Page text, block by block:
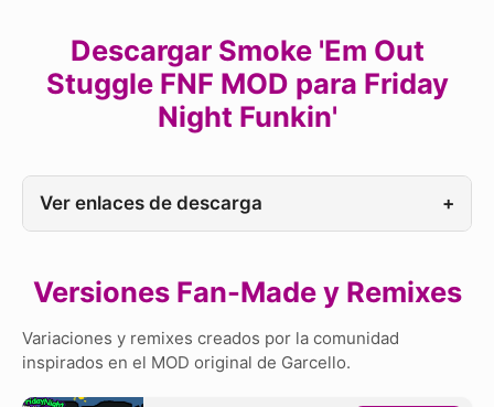
Descargar Smoke 'Em Out
Stuggle FNF MOD para Friday
Night Funkin'
Ver enlaces de descarga +
Versiones Fan-Made y Remixes
Variaciones y remixes creados por la comunidad
inspirados en el MOD original de Garcello.